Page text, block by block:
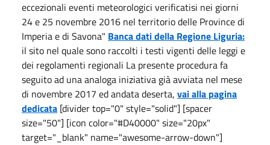
eccezionali eventi meteorologici verificatisi nei giorni
24 e 25 novembre 2016 nel territorio delle Province di
Imperia e di Savona" Banca dati della Regione Liguria:
il sito nel quale sono raccolti i testi vigenti delle leggi e
dei regolamenti regionali La presente procedura fa
seguito ad una analoga iniziativa già avviata nel mese
di novembre 2017 ed andata deserta, vai alla pagina
dedicata [divider top="0" style="solid"] [spacer
size="50"] [icon color="#D40000" size="20px"
target="_blank" name="awesome-arrow-down"]